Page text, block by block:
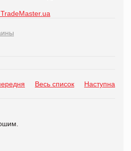
TradeMaster.ua
Весь список Наступна